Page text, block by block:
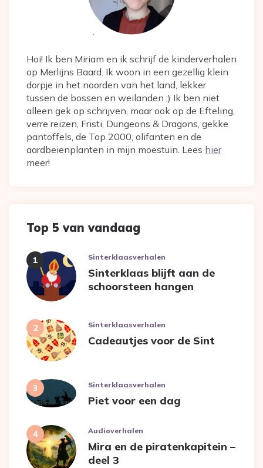
Hoi! Ik ben Miriam en ik schrijf de kinderverhalen
op Merlijns Baard. Ik woon in een gezellig klein
dorpje in het noorden van het land, lekker
tussen de bossen en weilanden ;) Ik ben niet
alleen gek op schrijven, maar ook op de Efteling,
verre reizen, Fristi, Dungeons & Dragons, gekke
pantoffels, de Top 2000, olifanten en de
aardbeienplanten in mijn moestuin. Lees hier
meer!
Top 5 van vandaag
Sinterklaasverhalen
Sinterklaas blijft aan de
schoorsteen hangen
Sinterklaasverhalen
Cadeautjes voor de Sint
Sinterklaasverhalen
Piet voor een dag
Audioverhalen
Mira en de piratenkapitein –
deel 3